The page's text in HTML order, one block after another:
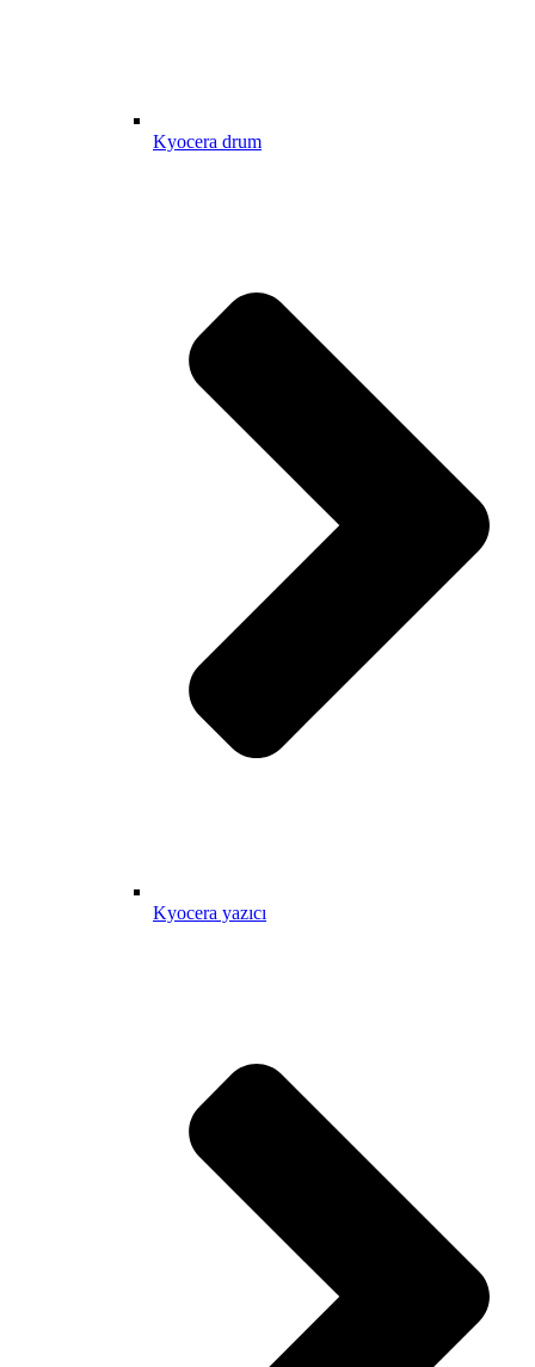
Kyocera drum
Kyocera yazıcı